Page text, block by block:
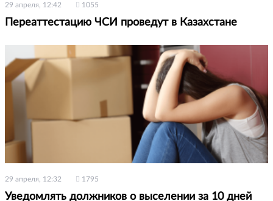
29 апреля, 12:42 1055
Переаттестацию ЧСИ проведут в Казахстане
29 апреля, 12:32 1795
Уведомлять должников о выселении за 10 дней